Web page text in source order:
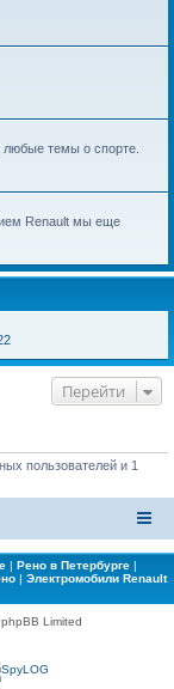
темы о спорте.
Renault мы еще
Перейти
пользователей и 1
| Рено в Петербурге |
| Электромобили Renault
Limited